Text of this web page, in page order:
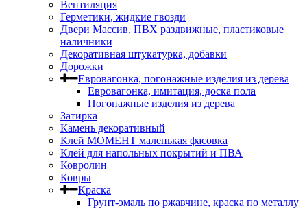
Вентиляция
Герметики, жидкие гвозди
Двери Массив, ПВХ раздвижные, пластиковые
наличники
Декоративная штукатурка, добавки
Дорожки
Евровагонка, погонажные изделия из дерева
Евровагонка, имитация, доска пола
Погонажные изделия из дерева
Затирка
Камень декоративный
Клей МОМЕНТ маленькая фасовка
Клей для напольных покрытий и ПВА
Ковролин
Ковры
Краска
Грунт-эмаль по ржавчине, краска по металлу